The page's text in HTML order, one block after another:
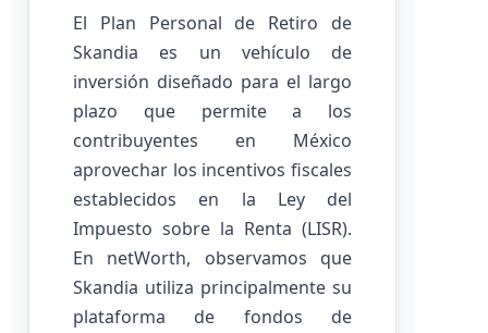
El Plan Personal de Retiro de
Skandia es un vehículo de
inversión diseñado para el largo
plazo que permite a los
contribuyentes en México
aprovechar los incentivos fiscales
establecidos en la Ley del
Impuesto sobre la Renta (LISR).
En netWorth, observamos que
Skandia utiliza principalmente su
plataforma de fondos de